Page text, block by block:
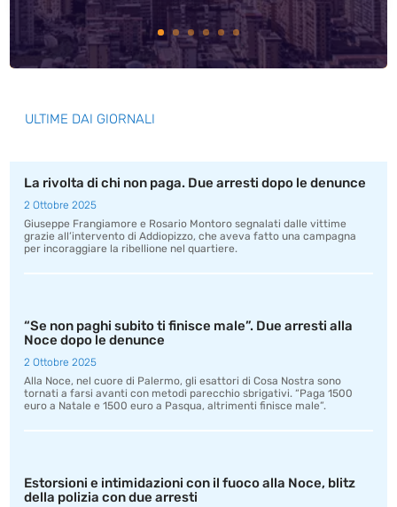
ULTIME DAI GIORNALI
La rivolta di chi non paga. Due arresti dopo le denunce
2 Ottobre 2025
Giuseppe Frangiamore e Rosario Montoro segnalati dalle vittime
grazie all’intervento di Addiopizzo, che aveva fatto una campagna
per incoraggiare la ribellione nel quartiere.
“Se non paghi subito ti finisce male”. Due arresti alla
Noce dopo le denunce
2 Ottobre 2025
Alla Noce, nel cuore di Palermo, gli esattori di Cosa Nostra sono
tornati a farsi avanti con metodi parecchio sbrigativi. “Paga 1500
euro a Natale e 1500 euro a Pasqua, altrimenti finisce male”.
Estorsioni e intimidazioni con il fuoco alla Noce, blitz
della polizia con due arresti